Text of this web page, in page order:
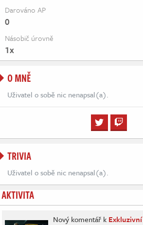
Darováno AP
0
Násobič úrovně
1x
O MNĚ
Uživatel o sobě nic nenapsal(a).
TRIVIA
Uživatel o sobě nic nenapsal(a).
AKTIVITA
Nový komentář k Exkluzivní